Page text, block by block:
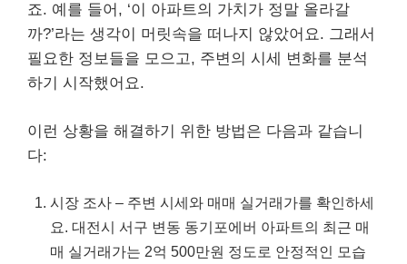
죠. 예를 들어, ‘이 아파트의 가치가 정말 올라갈
까?’라는 생각이 머릿속을 떠나지 않았어요. 그래서
필요한 정보들을 모으고, 주변의 시세 변화를 분석
하기 시작했어요.
이런 상황을 해결하기 위한 방법은 다음과 같습니
다:
시장 조사 – 주변 시세와 매매 실거래가를 확인하세
요. 대전시 서구 변동 동기포에버 아파트의 최근 매
매 실거래가는 2억 500만원 정도로 안정적인 모습